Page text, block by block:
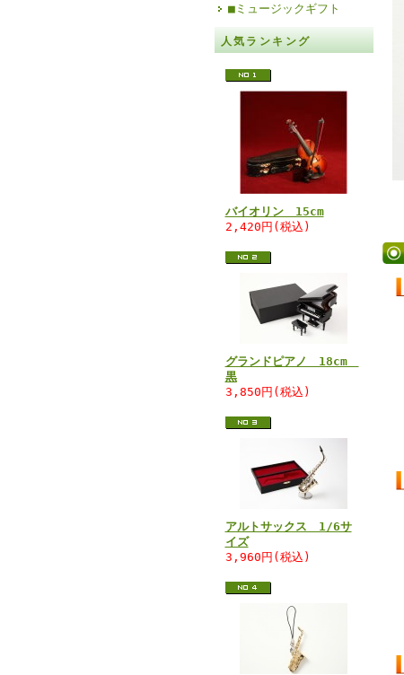
■ミュージックギフト
人気ランキング
バイオリン 15cm
2,420円(税込)
グランドピアノ 18cm
黒
3,850円(税込)
アルトサックス 1/6サ
イズ
3,960円(税込)